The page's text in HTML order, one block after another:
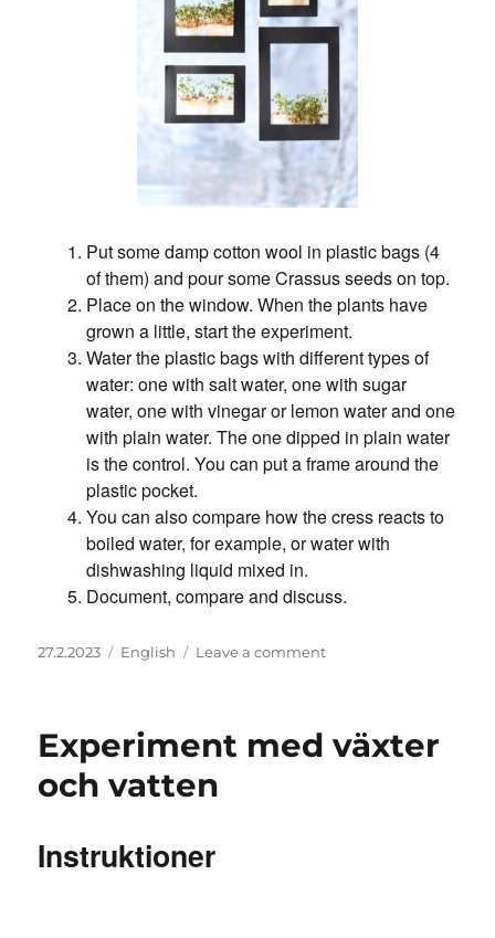
Put some damp cotton wool in plastic bags (4
of them) and pour some Crassus seeds on top.
Place on the window. When the plants have
grown a little, start the experiment.
Water the plastic bags with different types of
water: one with salt water, one with sugar
water, one with vinegar or lemon water and one
with plain water. The one dipped in plain water
is the control. You can put a frame around the
plastic pocket.
You can also compare how the cress reacts to
boiled water, for example, or water with
dishwashing liquid mixed in.
Document, compare and discuss.
Posted
27.2.2023 Categories
English Leave a commenton
experiment
Experiment med växter
och vatten
Instruktioner